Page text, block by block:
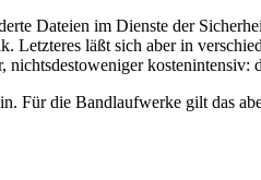
Dateien im Dienste der
läßt sich aber in
kostenintensiv:
Für die Bandlaufwerke gilt das